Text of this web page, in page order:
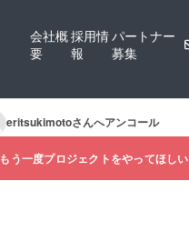
会社概
要
採用情
報
パートナー
募集
eritsukimotoさんへアンコール
もう一度プロジェクトをやってほしい